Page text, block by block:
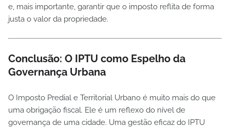
e, mais importante, garantir que o imposto reflita de forma
justa o valor da propriedade.
Conclusão: O IPTU como Espelho da
Governança Urbana
O Imposto Predial e Territorial Urbano é muito mais do que
uma obrigação fiscal. Ele é um reflexo do nível de
governança de uma cidade. Uma gestão eficaz do IPTU